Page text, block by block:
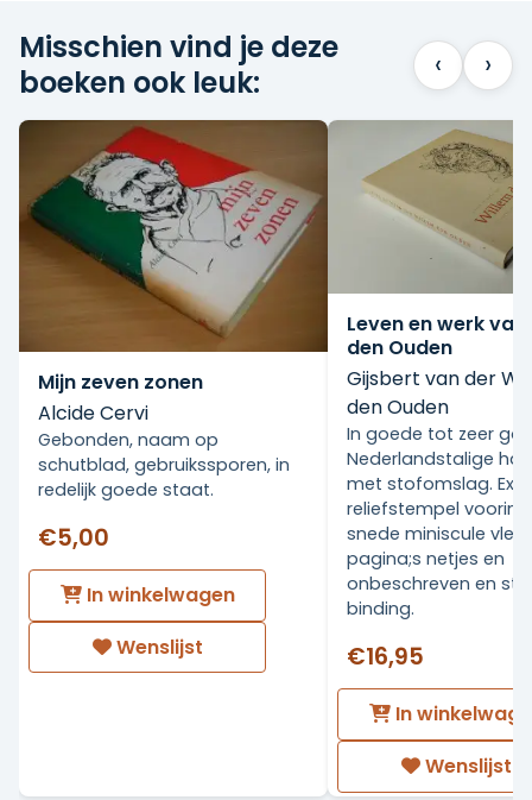
Misschien vind je deze
boeken ook leuk:
‹ ›
Mijn zeven zonen
Alcide Cervi
Gebonden, naam op
schutblad, gebruikssporen, in
redelijk goede staat.
€5,00
In winkelwagen
Wenslijst
Leven en werk van
den Ouden
Gijsbert van der
den Ouden
In goede tot zeer
Nederlandstalige
met stofomslag. Ex
reliefstempel voorin.
snede miniscule
pagina;s netjes en
onbeschreven en
binding.
€16,95
In
Wenslijst